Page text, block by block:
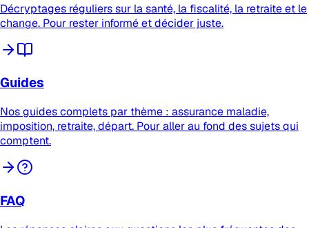
Décryptages réguliers sur la santé, la fiscalité, la retraite et le
change. Pour rester informé et décider juste.
Guides
Nos guides complets par thème : assurance maladie,
imposition, retraite, départ. Pour aller au fond des sujets qui
comptent.
FAQ